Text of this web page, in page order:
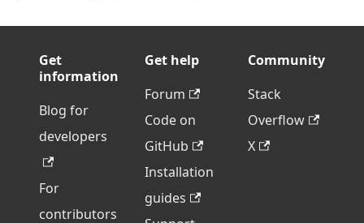
Get
information
Blog for
developers
For
contributors
Get help
Forum
Code on
GitHub
Installation
guides
Community
Stack
Overflow
X